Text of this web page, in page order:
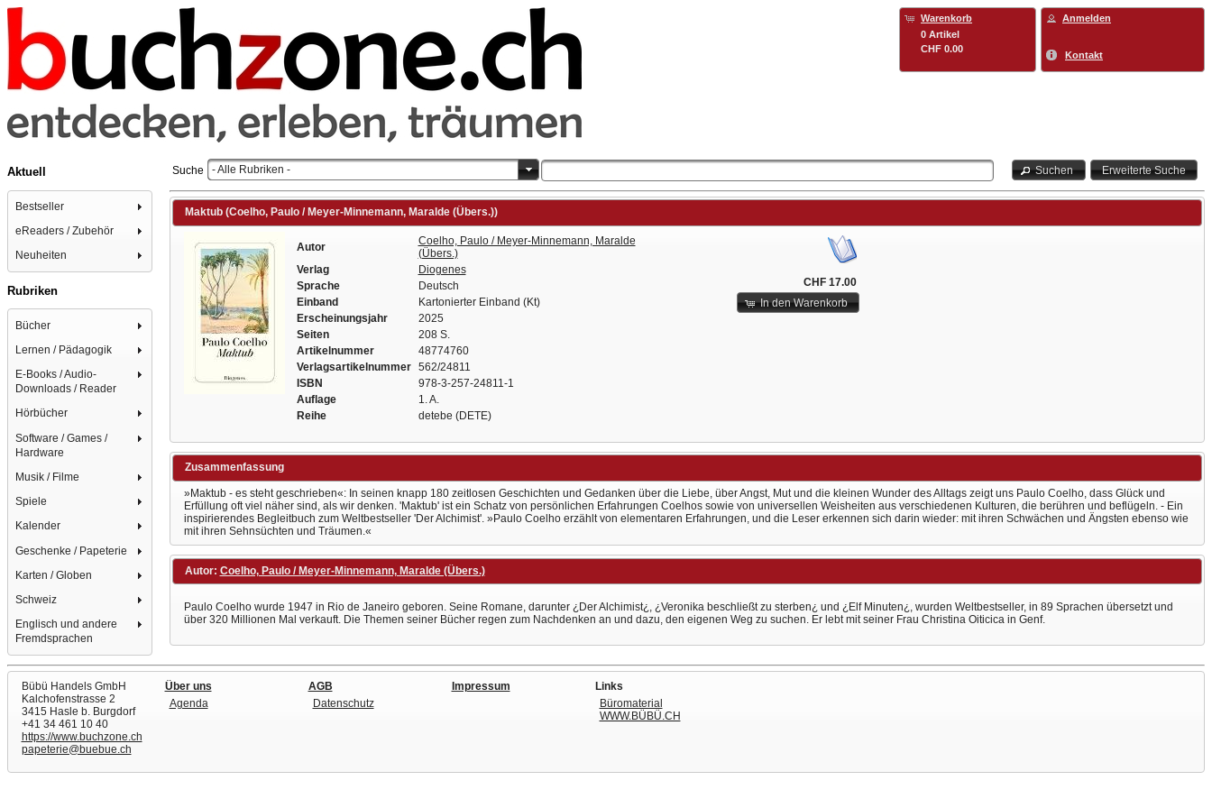
Warenkorb
0 Artikel
CHF 0.00
Anmelden
Kontakt
Aktuell
Bestseller
eReaders / Zubehör
Neuheiten
Rubriken
Bücher
Lernen / Pädagogik
E-Books / Audio-
Downloads / Reader
Hörbücher
Software / Games /
Hardware
Musik / Filme
Spiele
Kalender
Geschenke / Papeterie
Karten / Globen
Schweiz
Englisch und andere
Fremdsprachen
Suche - Alle Rubriken - Suchen Erweiterte Suche
Maktub (Coelho, Paulo / Meyer-Minnemann, Maralde (Übers.))
Autor
Coelho, Paulo / Meyer-Minnemann, Maralde
(Übers.)
Verlag
Diogenes
Sprache
Deutsch
Einband
Kartonierter Einband (Kt)
Erscheinungsjahr
2025
Seiten
208 S.
Artikelnummer
48774760
Verlagsartikelnummer
562/24811
ISBN
978-3-257-24811-1
Auflage
1. A.
Reihe
detebe (DETE)
CHF 17.00
In den Warenkorb
Zusammenfassung
»Maktub - es steht geschrieben«: In seinen knapp 180 zeitlosen Geschichten und Gedanken über die Liebe, über Angst, Mut und die kleinen Wunder des Alltags zeigt uns Paulo Coelho, dass Glück und
Erfüllung oft viel näher sind, als wir denken. 'Maktub' ist ein Schatz von persönlichen Erfahrungen Coelhos sowie von universellen Weisheiten aus verschiedenen Kulturen, die berühren und beflügeln. - Ein
inspirierendes Begleitbuch zum Weltbestseller 'Der Alchimist'. »Paulo Coelho erzählt von elementaren Erfahrungen, und die Leser erkennen sich darin wieder: mit ihren Schwächen und Ängsten ebenso wie
mit ihren Sehnsüchten und Träumen.«
Autor: Coelho, Paulo / Meyer-Minnemann, Maralde (Übers.)
Paulo Coelho wurde 1947 in Rio de Janeiro geboren. Seine Romane, darunter ¿Der Alchimist¿, ¿Veronika beschließt zu sterben¿ und ¿Elf Minuten¿, wurden Weltbestseller, in 89 Sprachen übersetzt und
über 320 Millionen Mal verkauft. Die Themen seiner Bücher regen zum Nachdenken an und dazu, den eigenen Weg zu suchen. Er lebt mit seiner Frau Christina Oiticica in Genf.
Bübü Handels GmbH
Kalchofenstrasse 2
3415 Hasle b. Burgdorf
+41 34 461 10 40
https://www.buchzone.ch
papeterie@buebue.ch
Über uns
Agenda
AGB
Datenschutz
Impressum
Links
Büromaterial
WWW.BÜBÜ.CH